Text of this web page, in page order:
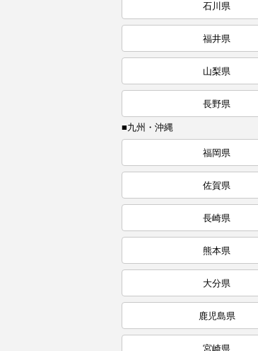
石川県
福井県
山梨県
長野県
■九州・沖縄
福岡県
佐賀県
長崎県
熊本県
大分県
鹿児島県
宮崎県